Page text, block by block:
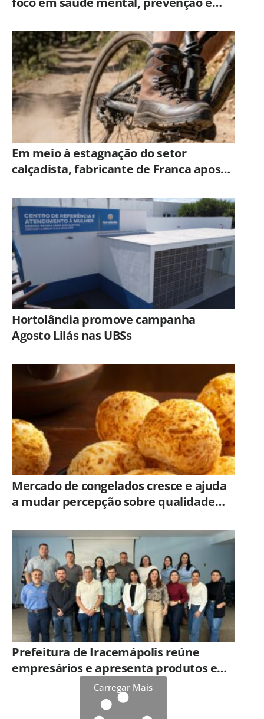
Americana
Em meio à estagnação do setor
calçadista, fabricante de Franca aposta
especializado
Hortolândia promove campanha
Agosto Lilás nas UBSs
Mercado de congelados cresce e ajuda
a mudar percepção sobre qualidade
Prefeitura de Iracemápolis reúne
empresários e apresenta produtos e
serviços do Governo do Estado
Carregar Mais